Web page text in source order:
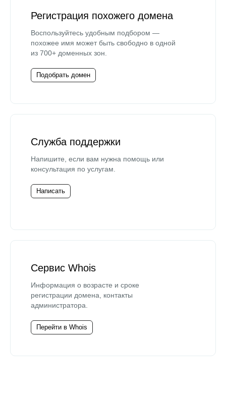
Регистрация похожего домена
Воспользуйтесь удобным подбором —
похожее имя может быть свободно в одной
из 700+ доменных зон.
Подобрать домен
Служба поддержки
Напишите, если вам нужна помощь или
консультация по услугам.
Написать
Сервис Whois
Информация о возрасте и сроке
регистрации домена, контакты
администратора.
Перейти в Whois